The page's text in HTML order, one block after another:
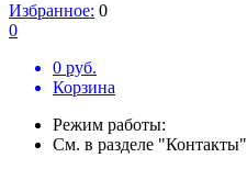
Избранное: 0
0
0 руб.
Корзина
Режим работы:
См. в разделе "Контакты"